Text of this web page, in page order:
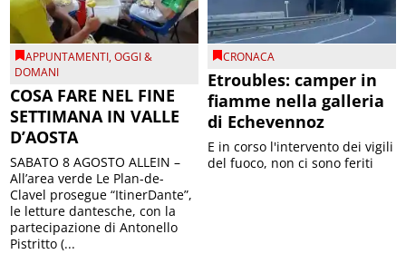
APPUNTAMENTI,OGGI &
DOMANI
COSA FARE NEL FINE
SETTIMANA IN VALLE
D’AOSTA
SABATO 8 AGOSTO ALLEIN –
All’area verde Le Plan-de-
Clavel prosegue “ItinerDante”,
le letture dantesche, con la
partecipazione di Antonello
Pistritto (...
CRONACA
Etroubles: camper in
fiamme nella galleria
di Echevennoz
E in corso l'intervento dei vigili
del fuoco, non ci sono feriti